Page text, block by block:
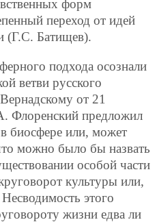
форм
переход от идей
(Г.С. Батищев).
подхода осознали
ветви русского
от 21
Флоренский предложил
биосфере или, может
можно было бы назвать
особой части
культуры или,
этого
жизни едва ли